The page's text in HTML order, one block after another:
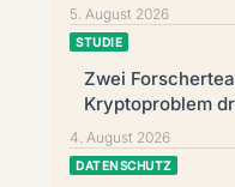
5. August 2026
STUDIE
Zwei
Kryptoproblem
4. August 2026
DATENSCHUTZ